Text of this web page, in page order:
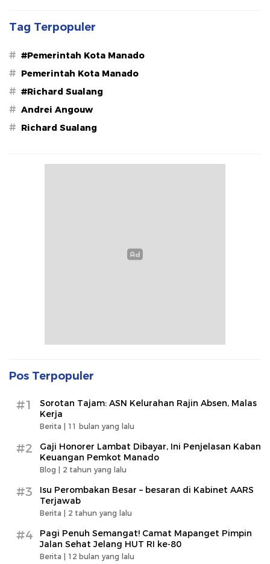
Tag Terpopuler
# #Pemerintah Kota Manado
# Pemerintah Kota Manado
# #Richard Sualang
# Andrei Angouw
# Richard Sualang
Pos Terpopuler
#1
Sorotan Tajam: ASN Kelurahan Rajin Absen, Malas
Kerja
Berita | 11 bulan yang lalu
#2
Gaji Honorer Lambat Dibayar, Ini Penjelasan Kaban
Keuangan Pemkot Manado
Blog | 2 tahun yang lalu
#3
Isu Perombakan Besar – besaran di Kabinet AARS
Terjawab
Berita | 2 tahun yang lalu
#4
Pagi Penuh Semangat! Camat Mapanget Pimpin
Jalan Sehat Jelang HUT RI ke-80
Berita | 12 bulan yang lalu